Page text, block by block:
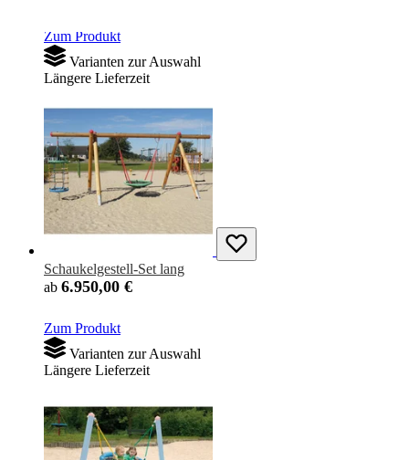
Zum Produkt
Varianten zur Auswahl
Längere Lieferzeit
Schaukelgestell-Set lang
ab 6.950,00 €
Zum Produkt
Varianten zur Auswahl
Längere Lieferzeit